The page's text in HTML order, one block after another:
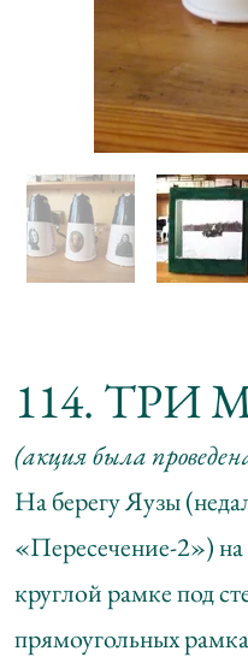
114.
(акция была
На берегу Яузы
«Пересечение-2»)
круглой рамке под
прямоугольных